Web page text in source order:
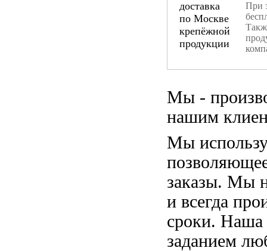
При
Мы -
нашим
Мы
заказы. Мы
и всегда
сроки. Наша
заданием